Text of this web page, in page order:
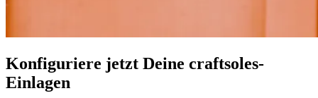
Konfiguriere jetzt Deine craftsoles-
Einlagen